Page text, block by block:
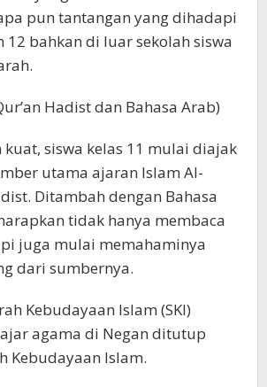
pun tantangan yang dihadapi
12 bahkan di luar sekolah siswa
Hadist dan Bahasa Arab)
kuat, siswa kelas 11 mulai diajak
utama ajaran Islam Al-
Ditambah dengan Bahasa
tidak hanya membaca
juga mulai memahaminya
dari sumbernya.
Kebudayaan Islam (SKI)
agama di Negan ditutup
Kebudayaan Islam.